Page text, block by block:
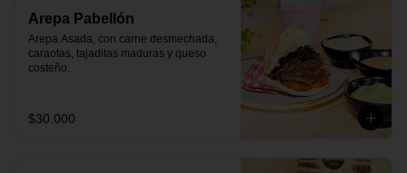
Arepa Pabellón
Arepa Asada, con carne desmechada,
caraotas, tajaditas maduras y queso
costeño.
$30.000